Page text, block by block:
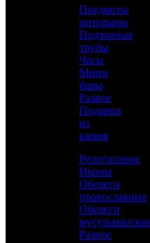
Украшенные
62 500 р.
Сравнить товар
Рассчитать доставку СДЭК
Предметы
интерьера
Подзорные
трубы
Часы
Мини
бары
Разное
Подарки
из
камня
Религиозное
Иконы
Обереги
православные
Обереги
Разное